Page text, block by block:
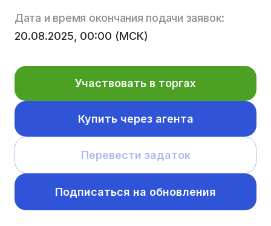
Дата и время окончания подачи заявок:
20.08.2025, 00:00 (МСК)
Участвовать в торгах
Купить через агента
Перевести задаток
Подписаться на обновления